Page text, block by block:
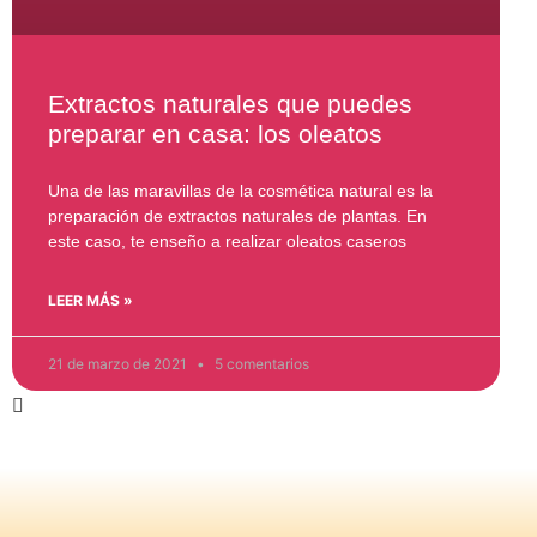
Extractos naturales que puedes
preparar en casa: los oleatos
Una de las maravillas de la cosmética natural es la
preparación de extractos naturales de plantas. En
este caso, te enseño a realizar oleatos caseros
LEER MÁS »
21 de marzo de 2021 5 comentarios